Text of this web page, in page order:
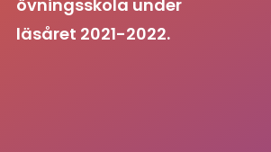
övningsskola under
läsåret 2021-2022.